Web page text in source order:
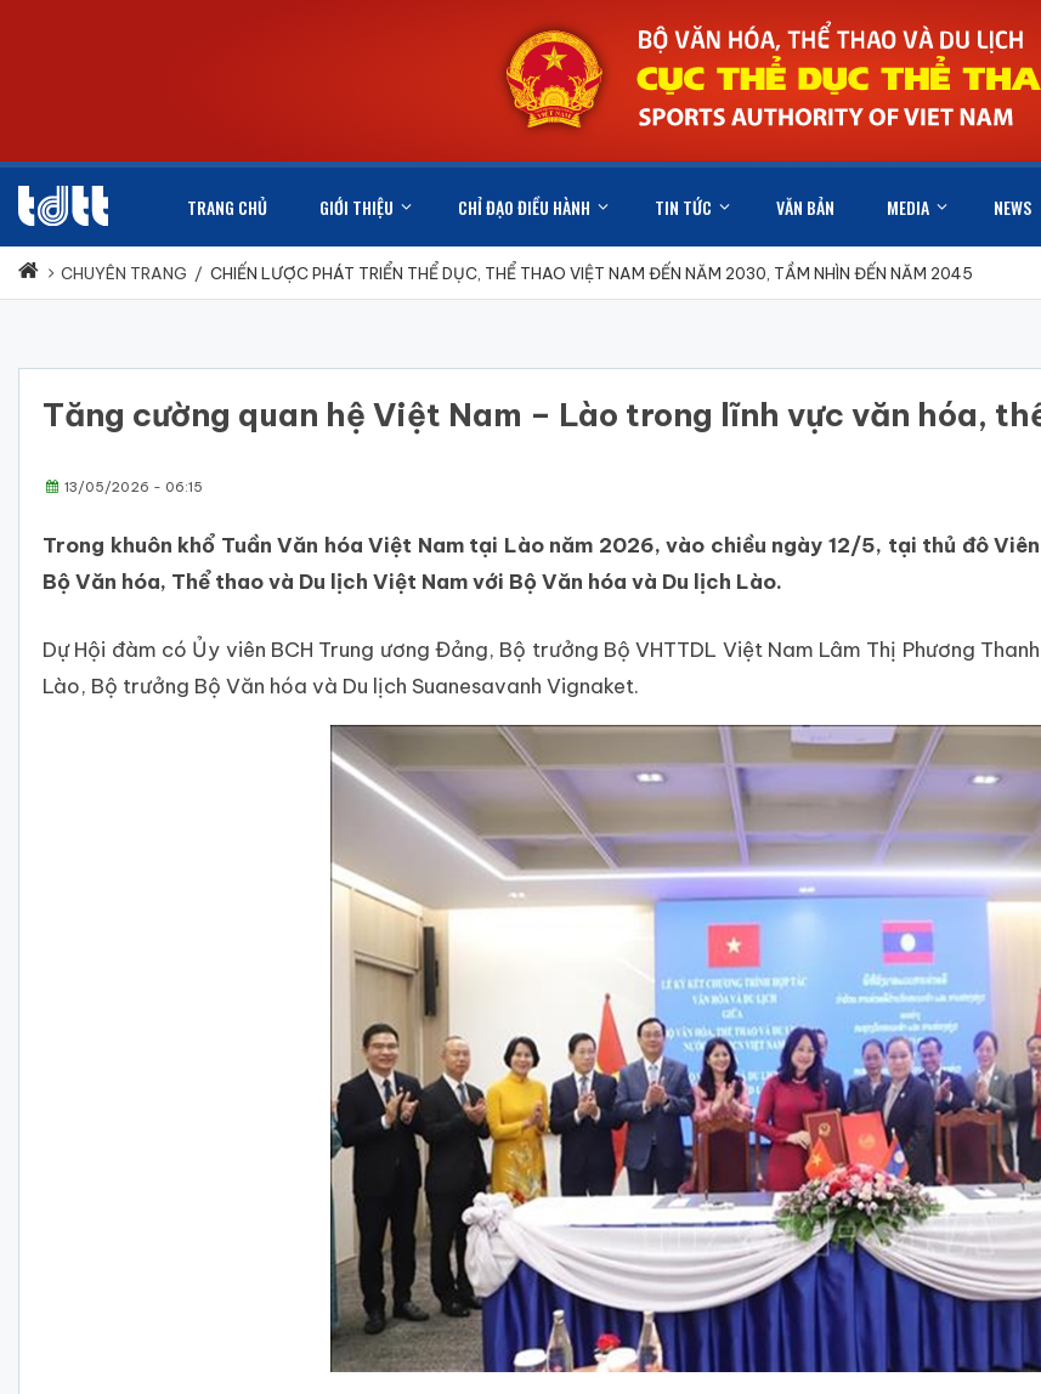
TRANG CHỦ GIỚI THIỆU CHỈ ĐẠO ĐIỀU HÀNH TIN TỨC VĂN BẢN MEDIA NEWS
CHUYÊN TRANG / CHIẾN LƯỢC PHÁT TRIỂN THỂ DỤC, THỂ THAO VIỆT NAM ĐẾN NĂM 2030, TẦM NHÌN ĐẾN NĂM 2045
Tăng cường quan hệ Việt Nam – Lào trong lĩnh vực văn hóa,
13/05/2026 - 06:15
Trong khuôn khổ Tuần Văn hóa Việt Nam tại Lào năm 2026, vào chiều ngày 12/5, tại thủ đô
Bộ Văn hóa, Thể thao và Du lịch Việt Nam với Bộ Văn hóa và Du lịch Lào.
Dự Hội đàm có Ủy viên BCH Trung ương Đảng, Bộ trưởng Bộ VHTTDL Việt Nam Lâm Thị Phương
Lào, Bộ trưởng Bộ Văn hóa và Du lịch Suanesavanh Vignaket.